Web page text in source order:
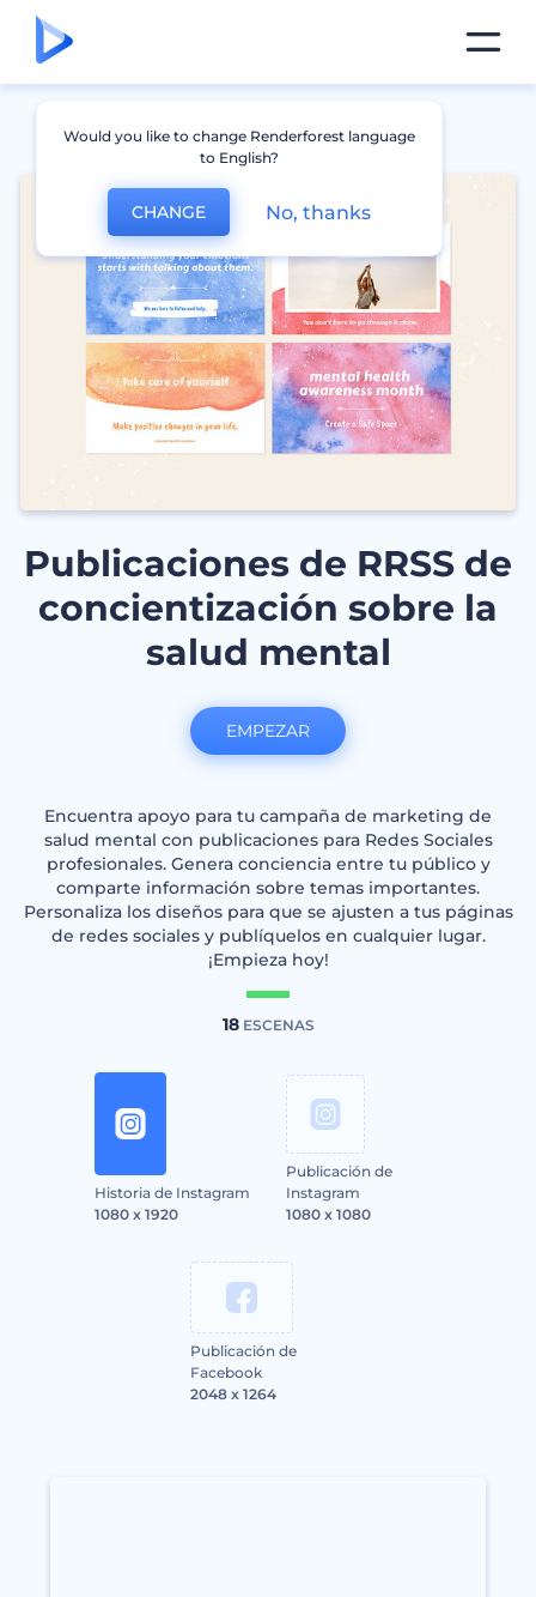
Publicaciones de RRSS de
concientización sobre la
salud mental
Encuentra apoyo para tu campaña de marketing de
salud mental con publicaciones para Redes Sociales
profesionales. Genera conciencia entre tu público y
comparte información sobre temas importantes.
Personaliza los diseños para que se ajusten a tus páginas
de redes sociales y publíquelos en cualquier lugar.
¡Empieza hoy!
18ESCENAS
Historia de Instagram
1080 x 1920
Publicación de
Instagram
1080 x 1080
Publicación de
Facebook
2048 x 1264
EMPEZAR
Would you like to change Renderforest language
to English?
CHANGE No, thanks